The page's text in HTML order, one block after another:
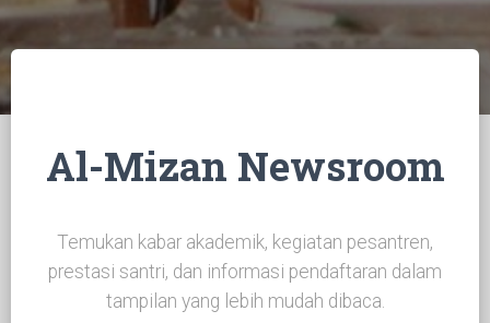
Al-Mizan Newsroom
Temukan kabar akademik, kegiatan pesantren,
prestasi santri, dan informasi pendaftaran dalam
tampilan yang lebih mudah dibaca.